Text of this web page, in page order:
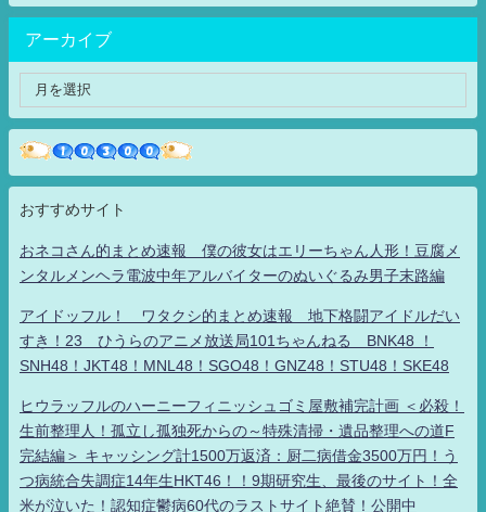
アーカイブ
おすすめサイト
おネコさん的まとめ速報 僕の彼女はエリーちゃん人形！豆腐メ
ンタルメンヘラ電波中年アルバイターのぬいぐるみ男子末路編
アイドッフル！ ワタクシ的まとめ速報 地下格闘アイドルだい
すき！23 ひうらのアニメ放送局101ちゃんねる BNK48 ！
SNH48！JKT48！MNL48！SGO48！GNZ48！STU48！SKE48
ヒウラッフルのハーニーフィニッシュゴミ屋敷補完計画 ＜必殺！
生前整理人！孤立し孤独死からの～特殊清掃・遺品整理への道F
完結編＞ キャッシング計1500万返済：厨二病借金3500万円！う
つ病統合失調症14年生HKT46！！9期研究生、最後のサイト！全
米が泣いた！認知症鬱病60代のラストサイト絶賛！公開中